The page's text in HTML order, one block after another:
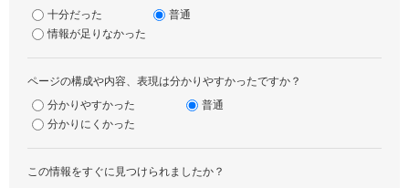
十分だった
普通
情報が足りなかった
ページの構成や内容、表現は分かりやすかったですか？
分かりやすかった
普通
分かりにくかった
この情報をすぐに見つけられましたか？